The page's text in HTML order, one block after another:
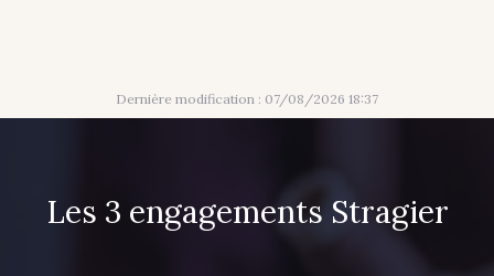
Dernière modification : 07/08/2026 18:37
Les 3 engagements Stragier